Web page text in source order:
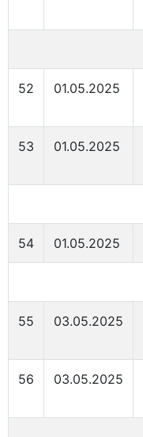
52 01.05.2025
53 01.05.2025
54 01.05.2025
55 03.05.2025
56 03.05.2025